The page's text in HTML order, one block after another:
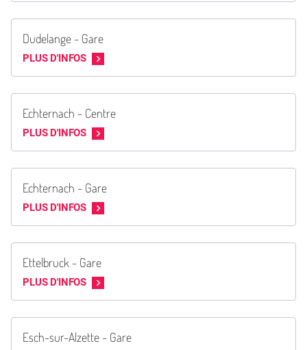
Dudelange - Gare
PLUS D'INFOS
Echternach - Centre
PLUS D'INFOS
Echternach - Gare
PLUS D'INFOS
Ettelbruck - Gare
PLUS D'INFOS
Esch-sur-Alzette - Gare